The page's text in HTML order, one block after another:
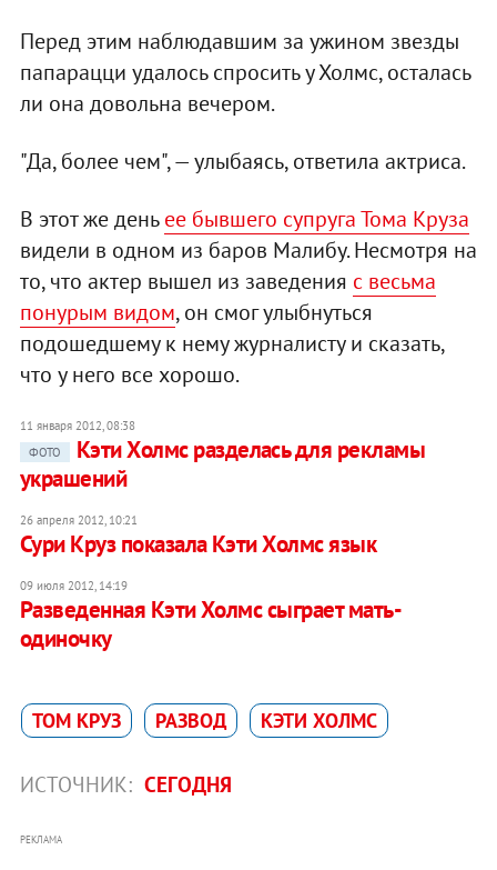
Перед этим наблюдавшим за ужином звезды
папарацци удалось спросить у Холмс, осталась
ли она довольна вечером.
"Да, более чем", — улыбаясь, ответила актриса.
В этот же деньее бывшего супруга Тома Круза
видели в одном из баров Малибу. Несмотря на
то, что актер вышел из заведения с весьма
понурым видом, он смог улыбнуться
подошедшему к нему журналисту и сказать,
что у него все хорошо.
11 января 2012, 08:38
ФОТО
Кэти Холмс разделась для рекламы
украшений
26 апреля 2012, 10:21
Сури Круз показала Кэти Холмс язык
09 июля 2012, 14:19
Разведенная Кэти Холмс сыграет мать-
одиночку
ТОМ КРУЗ РАЗВОД КЭТИ ХОЛМС
ИСТОЧНИК: СЕГОДНЯ
РЕКЛАМА